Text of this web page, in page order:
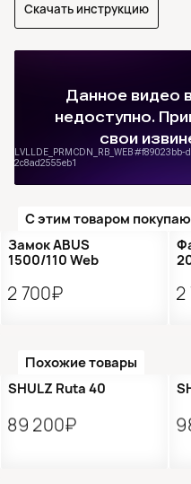
Скачать инструкцию
С этим товаром
Замок ABUS
1500/110 Web
2 700₽ 2
Похожие товары
Новинка
SHULZ Ruta 40
89 200₽